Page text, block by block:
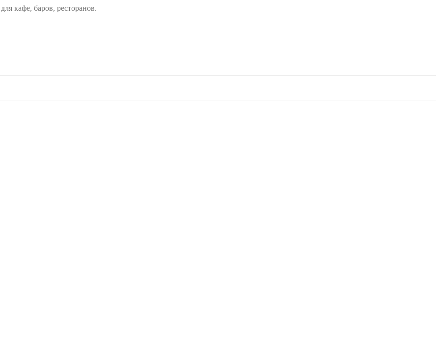
кафе, баров, ресторанов.